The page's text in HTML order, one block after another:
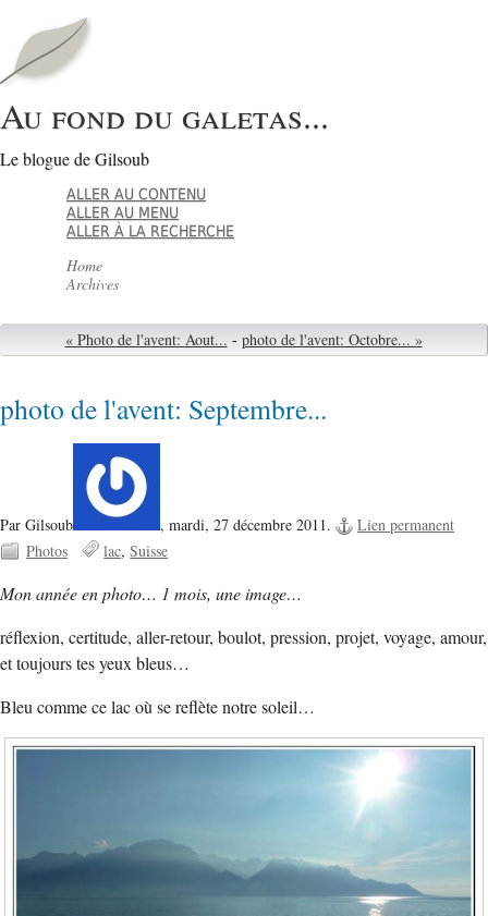
Au fond du galetas...
Le blogue de Gilsoub
ALLER AU CONTENU
ALLER AU MENU
ALLER À LA RECHERCHE
Home
Archives
« Photo de l'avent: Aout... - photo de l'avent: Octobre... »
photo de l'avent: Septembre...
Par Gilsoub , mardi, 27 décembre 2011.
Lien permanent
Photos
lac Suisse
Mon année en photo… 1 mois, une image…
réflexion, certitude, aller-retour, boulot, pression, projet, voyage, amour,
et toujours tes yeux bleus…
Bleu comme ce lac où se reflète notre soleil…